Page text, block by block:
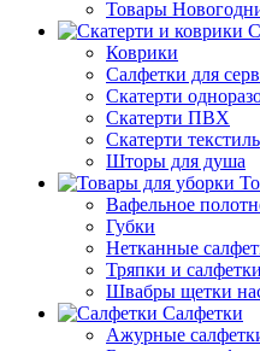
Товары
Коврики
Салфетки для
Скатерти
Скатерти ПВХ
Скатерти текстиль
Шторы для душа
Вафельное
Губки
Нетканные
Тряпки и
Швабры щетки
Салфетки
Ажурные